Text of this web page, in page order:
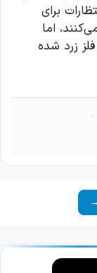
برای
اما
زرد شده
→